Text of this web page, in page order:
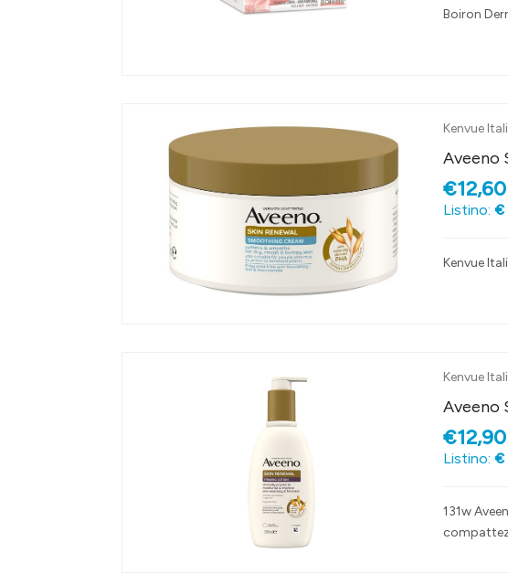
Boiron
Kenvue
Aveeno
€12,60
Listino: €
Kenvue
Kenvue
Aveeno
€12,90
Listino: €
131w